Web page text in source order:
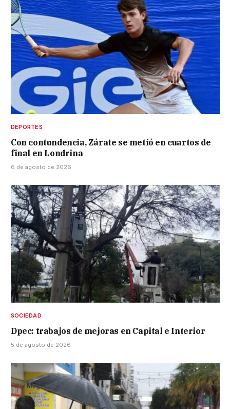
DEPORTES
Con contundencia, Zárate se metió en cuartos de
final en Londrina
6 de agosto de 2026
SOCIEDAD
Dpec: trabajos de mejoras en Capital e Interior
5 de agosto de 2026